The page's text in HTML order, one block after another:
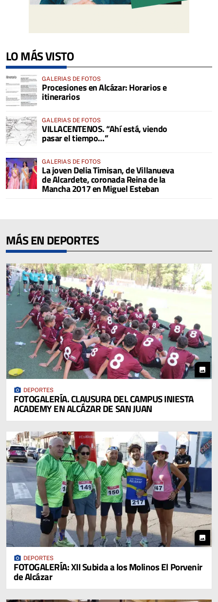
LO MÁS VISTO
GALERIAS DE FOTOS
Procesiones en Alcázar: Horarios e
itinerarios
GALERIAS DE FOTOS
VILLACENTENOS. “Ahí está, viendo
pasar el tiempo…”
GALERIAS DE FOTOS
La joven Delia Timisan, de Villanueva
de Alcardete, coronada Reina de la
Mancha 2017 en Miguel Esteban
MÁS EN DEPORTES
photo
photo_camera DEPORTES
FOTOGALERÍA. CLAUSURA DEL CAMPUS INIESTA
ACADEMY EN ALCÁZAR DE SAN JUAN
photo
photo_camera DEPORTES
FOTOGALERÍA: XII Subida a los Molinos El Porvenir
de Alcázar